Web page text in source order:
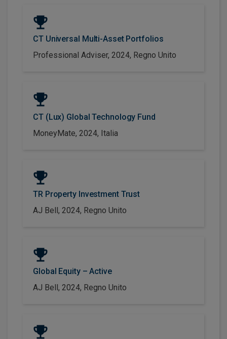
CT Universal Multi-Asset Portfolios
Professional Adviser, 2024, Regno Unito
CT (Lux) Global Technology Fund
MoneyMate, 2024, Italia
TR Property Investment Trust
AJ Bell, 2024, Regno Unito
Global Equity – Active
AJ Bell, 2024, Regno Unito